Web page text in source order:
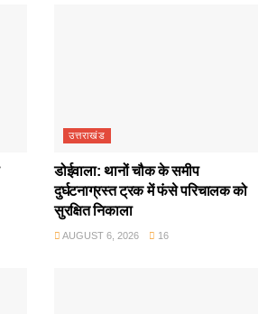
उत्तराखंड
डोईवाला: थानों चौक के समीप
दुर्घटनाग्रस्त ट्रक में फंसे परिचालक को
सुरक्षित निकाला
AUGUST 6, 2026 16